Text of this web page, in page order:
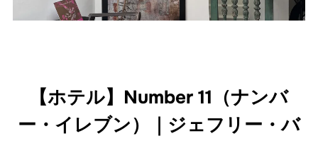
【ホテル】Number 11（ナンバ
ー・イレブン）｜ジェフリー・バ